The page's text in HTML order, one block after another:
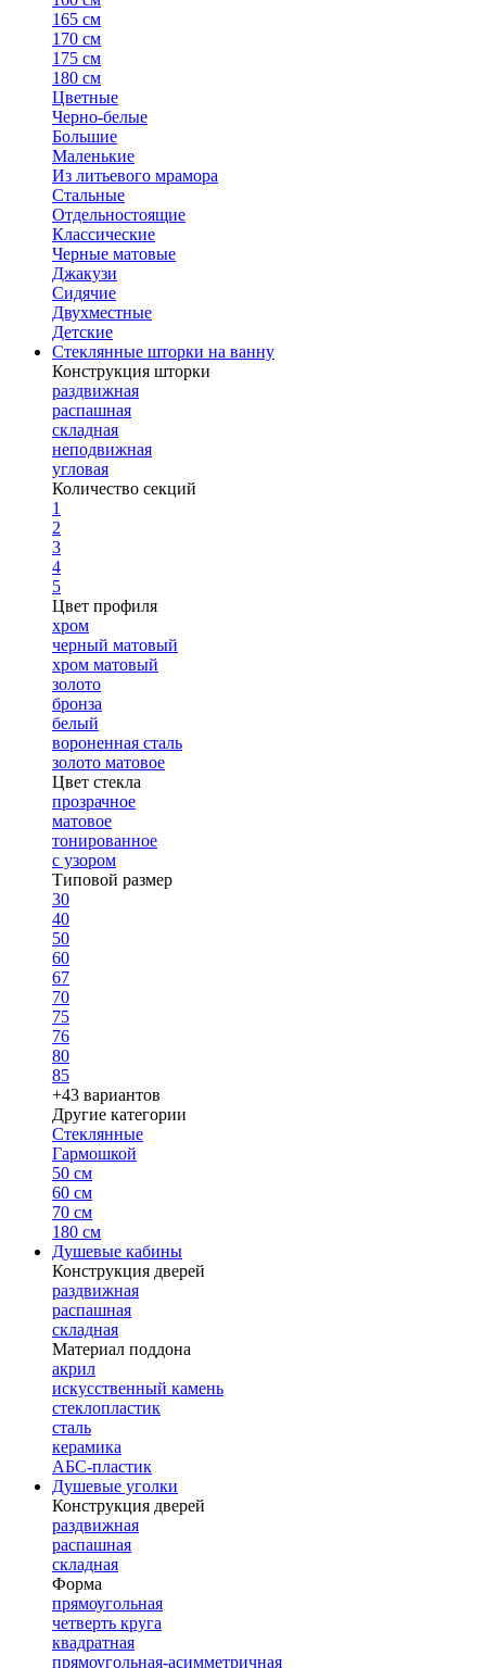
165 см
170 см
175 см
180 см
Цветные
Черно-белые
Большие
Маленькие
Из литьевого мрамора
Стальные
Отдельностоящие
Классические
Черные матовые
Джакузи
Сидячие
Двухместные
Детские
Стеклянные шторки на ванну
Конструкция шторки
раздвижная
распашная
складная
неподвижная
угловая
Количество секций
1
2
3
4
5
Цвет профиля
хром
черный матовый
хром матовый
золото
бронза
белый
вороненная сталь
золото матовое
Цвет стекла
прозрачное
матовое
тонированное
с узором
Типовой размер
30
40
50
60
67
70
75
76
80
85
+43 вариантов
Другие категории
Стеклянные
Гармошкой
50 см
60 см
70 см
180 см
Душевые кабины
Конструкция дверей
раздвижная
распашная
складная
Материал поддона
акрил
искусственный камень
стеклопластик
сталь
керамика
АБС-пластик
Душевые уголки
Конструкция дверей
раздвижная
распашная
складная
Форма
прямоугольная
четверть круга
квадратная
прямоугольная-асимметричная